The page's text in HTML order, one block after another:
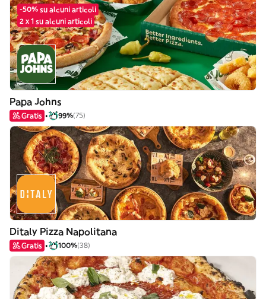
-50% su alcuni articoli
2 x 1 su alcuni articoli
Papa Johns
Gratis 99%(75)
Ditaly Pizza Napolitana
Gratis 100%(38)